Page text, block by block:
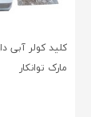
کلید کولر آبی
مارک توانکار